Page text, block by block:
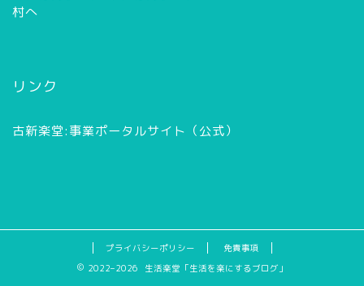
リンク
古新楽堂:事業ポータルサイト（公式）
プライバシーポリシー
免責事項
2022–2026 生活楽堂「生活を楽にするブログ」